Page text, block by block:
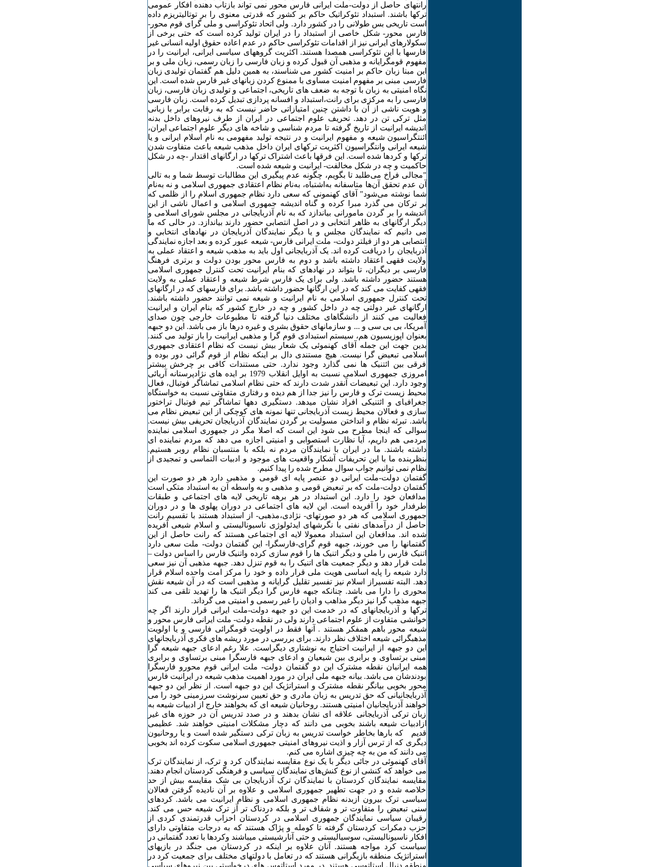
رانتهای حاصل از دولت-ملت ایرانی فارس محور نمی تواند بازتاب دهنده افکار عمومی
ترکها باشند. استبداد تئوکراتیک حاکم بر کشور که قدرتی معنوی را بر توتالیتریزم داده
است تاریخی بس طولانی را در کشور دارد. ولی اتحاد تئوکراسی و ملی گرای قوم محور-
فارس محور- شکل خاصی از استبداد را در ایران تولید کرده است که حتی برخی از
سکولارهای ایرانی نیز از اقدامات تئوکراسی حاکم در عدم اعاده حقوق اولیه انسانی غیر
فارسها با این تئوکراسی همصدا هستند. اکثریت گروههای سیاسی ایرانی، ایرانیت را در
مفهوم قومگرایانه و مذهبی آن قبول کرده و زبان فارسی را زبان رسمی، زبان ملی و بر
این مبنا زبان حاکم بر امنیت کشور می شناسند، به همین دلیل هم گفتمان تولیدی زبان
فارسی مبنی بر مفهوم امنیت مساوی با ممنوع کردن زبانهای غیر فارس شده است. این
نگاه امنیتی به زبان با توجه به ضعف های تاریخی، اجتماعی و تولیدی زبان فارسی، زبان
فارسی را به مرکزی برای رانت،استبداد و افسانه پردازی تبدیل کرده است. زبان فارسی
و هویت ناشی از آن با داشتن چنین امتیازاتی حاضر نیست که به رقابت برابر با زبانی
مثل ترکی تن در دهد. تحریف علوم اجتماعی در ایران از طرف نیروهای داخل بدنه
اندیشه ایرانیت از تاریخ گرفته تا مردم شناسی و شاخه های دیگر علوم اجتماعی ایران،
ائنتگراسیون شیعه و مفهوم ایرانیت و در نتیجه تولید مفهومی به نام اسلام ایرانی و یا
شیعه ایرانی وانتگراسیون اکثریت ترکهای ایران داخل مذهب شیعه باعث متفاوت شدن
ترکها و کردها شده است. این فرقها باعث اشتراک ترکها در ارگانهای اقتدار -چه در شکل
حاکمیت و چه در شکل مخالفت- ایرانیت و شیعه شده است.
"مجالی فراخ می‌طلبد تا بگویم، چگونه عدم پیگیری این مطالبات توسط شما و به تالی
آن عدم تحقق آن‌ها متاسفانه به‌اشتباه، به‌نام نظام اعتقادی جمهوری اسلامی و نه به‌نام
شما نوشته می‌شود" آقای کهنمونی که سعی دارد نظام جمهوری اسلام را از ظلمی که
بر ترکان می گذرد مبرا کرده و گناه اندیشه جمهوری اسلامی و اعمال ناشی از این
اندیشه را بر گردن مامورانی بیاندازد که به نام آذربایجانی در مجلس شورای اسلامی و
دیگر ارگانهای به ظاهر انتخابی و در اصل انتصابی حضور دارند بیاندازد. در حالی که ما
می دانیم که نمایندگان مجلس و یا دیگر نمایندگان آذربایجان در نهادهای انتخابی و
انتصابی هر دو از فیلتر دولت- ملت ایرانی فارس- شیعه عبور کرده و بعد اجازه نمایندگی
آذربایجان را دریافت کرده اند. یک آذربایجانی اول باید به مذهب شیعه و اعتقاد عملی به
ولایت فقهی اعتقاد داشته باشد و دوم به فارس محور بودن دولت و برتری فرهنگ
فارسی بر دیگران، تا بتواند در نهادهای که بنام ایرانیت تحت کنترل جمهوری اسلامی
هستند حضور داشته باشد. ولی برای یک فارس شرط شیعه و اعتقاد عملی به ولایت
فقهی کفایت می کند که در این ارگانها حضور داشته باشد. برای فارسهای که در ارگانهای
تحت کنترل جمهوری اسلامی به نام ایرانیت و شیعه نمی توانند حضور داشته باشند.
ارگانهای غیر دولتی چه در داخل کشور و چه در خارج کشور که بنام ایران و ایرانیت
فعالیت می کنند از دانشگاهای مختلف دنیا گرفته تا مطبوعات خارجی چون صدای
آمریکا، بی بی سی و ... و سازمانهای حقوق بشری و غیره درها باز می باشد. این دو جبهه
بعنوان اپوزیسیون هم، سیستم استبدادی قوم گرا و مذهبی ایرانیت را باز تولید می کنند.
بدین جهت این جمله آقای کهنموئی یک شعار بیش نیست که نظام اعتقادی جمهوری
اسلامی تبعیض گرا نیست. هیچ مستندی دال بر اینکه نظام از قوم گرائی دور بوده و
فرقی بین ائتنیک ها نمی گذارد وجود ندارد. حتی مستندات کافی بر چرخش بیشتر
امروزی جمهوری اسلامی نسبت به اوایل انقلاب 1979 بر ایده های نژادپرستانه آریائی
وجود دارد. این تبعیضات آنقدر شدت دارند که حتی نظام اسلامی تماشاگر فوتبال، فعال
محیط زیست ترک و فارس را نیز جدا از هم دیده و رفتاری متفاوتی نسبت به خواستگاه
جغرافیای و ائتنیکی افراد نشان میدهد. دستگیری دهها تماشاگر تیم فوتبال تراختور
سازی و فعالان محیط زیست آذربایجانی تنها نمونه های کوچکی از این تبعیض نظام می
باشد. تبرئه نظام و انداختن مسولیت بر گردن نمایندگان آذربایجان تحریفی بیش نیست.
سوالی که اینجا مطرح می شود این است که اصلا مگر در جمهوری اسلامی نماینده
مردمی هم داریم، آیا نظارت استصوابی و امنیتی اجازه می دهد که مردم نماینده ای
داشته باشند. ما در ایران با نمایندگان مردم نه بلکه با منتسبان نظام روبر هستیم.
بنظربنده ما با این تحریفات آشکار واقعیت های موجود و ادبیات التماسی و تمجیدی از
نظام نمی توانیم جواب سوال مطرح شده را پیدا کنیم.
گفتمان دولت-ملت ایرانی دو عنصر پایه ای قومی و مذهبی دارد هر دو صورت این
گفتمان دولت-ملت که بر تبعیض قومی و مذهبی و به واسطه آن به استبداد متکی است
مدافعان خود را دارد. این استبداد در هر برهه تاریخی لایه های اجتماعی و طبقات
طرفدار خود را آفریده است. این لایه های اجتماعی در دوران پهلوی ها و در دوران
جمهوری اسلامی که هر دو صورتهای- نژادی،مذهبی- از استبداد هستند با تقسیم رانت
حاصل از درآمدهای نفتی با نگرشهای ایدئولوژی ناسیونالیستی و اسلام شیعی آفریده
شده اند. مدافعان این استبداد معمولا لایه ای اجتماعی هستند که رانت حاصل از این
گفتمانها را می خورند، جبهه قوم گرای-فارسگرا- این گفتمان دولت- ملت سعی دارد
اتنیک فارس را ملی و دیگر اتنیک ها را قوم سازی کرده واتنیک فارس را اساس دولت –
ملت قرار دهد و دیگر جمعیت های اتنیک را به قوم تنزل دهد. جبهه مذهبی آن نیز سعی
دارد شیعه را پایه اساسی هویت ملی قرار داده و خود را مرکز امت واحده اسلام قرار
دهد. البته تفسیراز اسلام نیز تفسیر تقلیل گرایانه و مذهبی است که در آن شیعه نقش
محوری را دارا می باشد. چنانکه جبهه فارس گرا دیگر اتنیک ها را تهدید تلقی می کند
جبهه مذهب گرا نیز دیگر مذاهب و ادیان را غیر رسمی و امنیتی می گرداند.
ترکها و آذربایجانهای که در خدمت این دو جبهه دولت-ملت ایرانی قرار دارند اگر چه
خوانشی متفاوت از علوم اجتماعی دارند ولی در نقطه دولت- ملت ایرانی فارس محور و
شیعه محور باهم همفکر هستند . آنها فقط در اولویت قومگرائی فارسی و یا اولویت
مذهبگرائی شیعه اختلاف نظر دارند. برای بررسی در مورد ریشه های فکری آذربایجانهای
این دو جبهه از ایرانیت احتیاج به نوشتاری دیگراست. علا رغم ادعای جبهه شیعه گرا
مبنی برتساوی و برابری بین شیعیان و ادعای جبهه فارسگرا مبنی برتساوی و برابری
همه ایرانیان نقطه مشترک این دو گفتمان دولت- ملت ایرانی قوم محورو فارسگرا
بودندشان می باشد. بیانه جبهه ملی ایران در مورد اهمیت مذهب شیعه در ایرانیت فارس
محور بخوبی بیانگر نقطه مشترک و استراتژیک این دو جبهه است. از نظر این دو جبهه
آذربایجانیانی که حق تدریس به زبان مادری و حق تعیین سرنوشت سرزمینی خود را می
خواهند آذربایجانیان امنیتی هستند. روحانیان شیعه ای که بخواهند خارج از ادبیات شیعه به
زبان ترکی آذربایجانی علاقه ای نشان بدهند و در صدد تدریس آن در حوزه های غیر
ازادبیات شیعه باشند بخوبی می دانند که دچار مشکلات امنیتی خواهند شد. عظیمی
قدیم که بارها بخاطر خواست تدریس به زبان ترکی دستگیر شده است و یا روحانیون
دیگری که از ترس آزار و اذیت نیروهای امنیتی جمهوری اسلامی سکوت کرده اند بخوبی
می دانند که من به چه چیزی اشاره می کنم.
آقای کهنموئی در جائی دیگر با یک نوع مقایسه نمایندگان کرد و ترک، از نمایندگان ترک
می خواهد که کنشی از نوع کنش‌های نمایندگان سیاسی و فرهنگی کردستان انجام دهند.
مقایسه نمایندگان کردستان با نمایندگان ترک آذربایجان بی شک مقایسه بیش از حد
خلاصه شده و در جهت تطهیر جمهوری اسلامی و علاوه بر آن نادیده گرفتن فعالان
سیاسی ترک بیرون ازبدنه نظام جمهوری اسلامی و نظام ایرانیت می باشد. کردهای
سنی تبعیض را متفاوت تر و شفاف تر و بلکه دردناک تر آز ترک شیعه حس می کند.
رقیبان سیاسی نمایندگان جمهوری اسلامی در کردستان احزاب قدرتمندی کردی از
حزب دمکرات کردستان گرفته تا کومله و پژاک هستند که به درجات متفاوتی دارای
افکار ناسیونالیستی، سوسیالیستی و حتی آنارشیستی میباشند وکردها با تعدد گفتمانی در
سیاست کرد مواجه هستند. آنان علاوه بر اینکه در کردستان می جنگد در بازیهای
استراتژیک منطقه بازیگرانی هستند که در تعامل با دولتهای مختلف برای جمعیت کرد در
منطقه دنبال استاتوسی هستند. در مورد استاتوس های درخواستی بین نیروهای سیاسی